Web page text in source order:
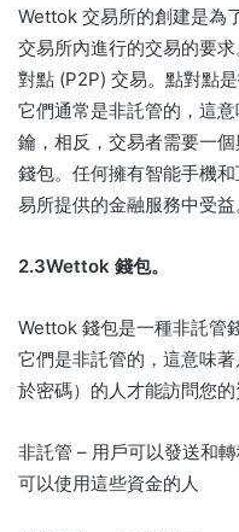
Wettok 交易所的創建是為
交易所內進行的交易的要求
對點 (P2P) 交易。 點對點
它們通常是非託管的，這
鑰，相反，交易者需要一
錢包。 任何擁有智能手機
易所提供的金融服務中受益
2.3Wettok 錢包。
Wettok 錢包是一種非託管
它們是非託管的，這意味
於密碼）的人才能訪問您的
非託管 – 用戶可以發送和
可以使用這些資金的人